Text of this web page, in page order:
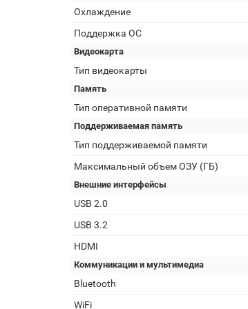
Охлаждение
Поддержка ОС
Видеокарта
Тип видеокарты
Память
Тип оперативной памяти
Поддерживаемая память
Тип поддерживаемой памяти
Максимальный объем ОЗУ (ГБ)
Внешние интерфейсы
USB 2.0
USB 3.2
HDMI
Коммуникации и мультимедиа
Bluetooth
WiFi